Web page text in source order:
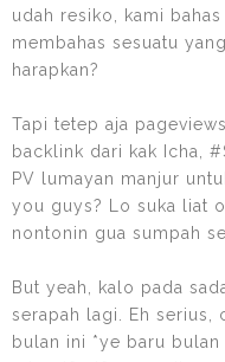
udah resiko, kami
membahas sesuatu
harapkan?
Tapi tetep aja
backlink dari kak Icha,
PV lumayan manjur
you guys? Lo suka liat
nontonin gua sumpah
But yeah, kalo pada
serapah lagi. Eh
bulan ini *ye baru